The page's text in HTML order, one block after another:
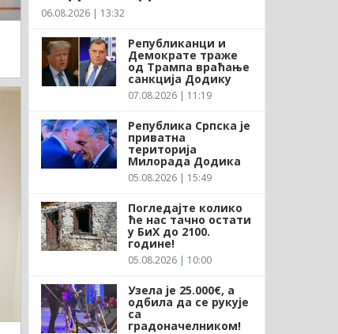
06.08.2026 | 13:32
Републиканци и
Демократе траже
од Трампа враћање
санкција Додику
07.08.2026 | 11:19
Република Српска је
приватна
територија
Милорада Додика
05.08.2026 | 15:49
Погледајте колико
ће нас тачно остати
у БиХ до 2100.
године!
05.08.2026 | 10:00
Узела је 25.000€, а
одбила да се рукује
са
градоначелником!